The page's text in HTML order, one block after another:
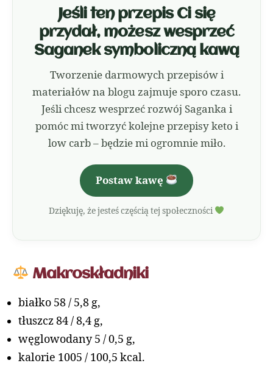
Jeśli ten przepis Ci się
przydał, możesz wesprzeć
Saganek symboliczną kawą
Tworzenie darmowych przepisów i
materiałów na blogu zajmuje sporo czasu.
Jeśli chcesz wesprzeć rozwój Saganka i
pomóc mi tworzyć kolejne przepisy keto i
low carb – będzie mi ogromnie miło.
Postaw kawę
Dziękuję, że jesteś częścią tej społeczności
Makroskładniki
białko 58 / 5,8 g,
tłuszcz 84 / 8,4 g,
węglowodany 5 / 0,5 g,
kalorie 1005 / 100,5 kcal.